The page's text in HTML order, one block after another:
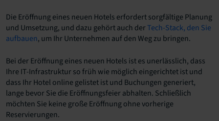
Die Eröffnung eines neuen Hotels erfordert sorgfältige Planung
und Umsetzung, und dazu gehört auch derTech-Stack, den Sie
aufbauen, um Ihr Unternehmen auf den Weg zu bringen.
Bei der Eröffnung eines neuen Hotels ist es unerlässlich, dass
Ihre IT-Infrastruktur so früh wie möglich eingerichtet ist und
dass Ihr Hotel online gelistet ist und Buchungen generiert,
lange bevor Sie die Eröffnungsfeier abhalten. Schließlich
möchten Sie keine große Eröffnung ohne vorherige
Reservierungen.